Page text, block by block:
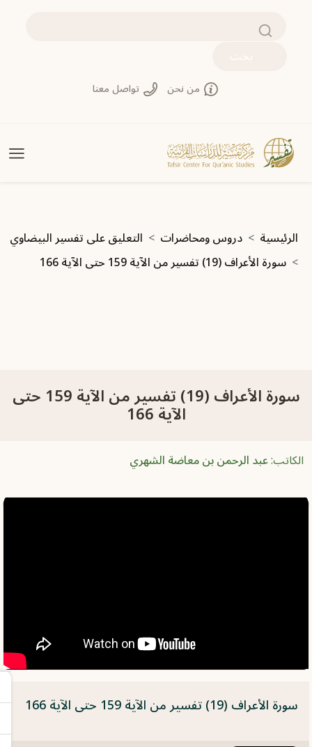
من نحن تواصل معنا
مسار التنقل
الرئيسية دروس ومحاضرات
التعليق على تفسير البيضاوي
سورة الأعراف (19) تفسير من الآية 159 حتى الآية 166
سورة الأعراف (19) تفسير من الآية 159 حتى
الآية 166
الكاتب:عبد الرحمن بن معاضة الشهري
سورة الأعراف (19) تفسير من الآية 159 حتى الآية 166